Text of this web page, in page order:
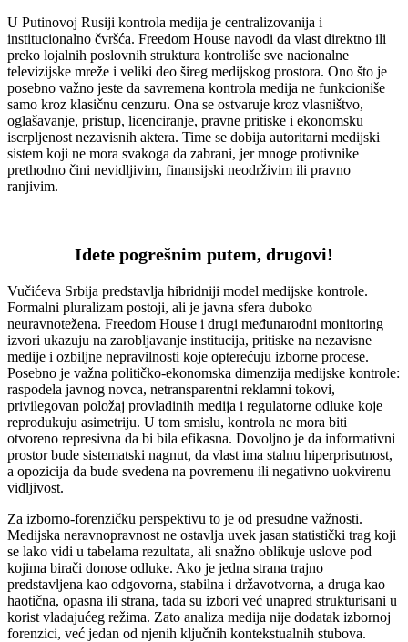
U Putinovoj Rusiji kontrola medija je centralizovanija i
institucionalno čvršća. Freedom House navodi da vlast direktno ili
preko lojalnih poslovnih struktura kontroliše sve nacionalne
televizijske mreže i veliki deo šireg medijskog prostora. Ono što je
posebno važno jeste da savremena kontrola medija ne funkcioniše
samo kroz klasičnu cenzuru. Ona se ostvaruje kroz vlasništvo,
oglašavanje, pristup, licenciranje, pravne pritiske i ekonomsku
iscrpljenost nezavisnih aktera. Time se dobija autoritarni medijski
sistem koji ne mora svakoga da zabrani, jer mnoge protivnike
prethodno čini nevidljivim, finansijski neodrživim ili pravno
ranjivim.
Idete pogrešnim putem, drugovi!
Vučićeva Srbija predstavlja hibridniji model medijske kontrole.
Formalni pluralizam postoji, ali je javna sfera duboko
neuravnotežena. Freedom House i drugi međunarodni monitoring
izvori ukazuju na zarobljavanje institucija, pritiske na nezavisne
medije i ozbiljne nepravilnosti koje opterećuju izborne procese.
Posebno je važna političko-ekonomska dimenzija medijske kontrole:
raspodela javnog novca, netransparentni reklamni tokovi,
privilegovan položaj provladinih medija i regulatorne odluke koje
reprodukuju asimetriju. U tom smislu, kontrola ne mora biti
otvoreno represivna da bi bila efikasna. Dovoljno je da informativni
prostor bude sistematski nagnut, da vlast ima stalnu hiperprisutnost,
a opozicija da bude svedena na povremenu ili negativno uokvirenu
vidljivost.
Za izborno-forenzičku perspektivu to je od presudne važnosti.
Medijska neravnopravnost ne ostavlja uvek jasan statistički trag koji
se lako vidi u tabelama rezultata, ali snažno oblikuje uslove pod
kojima birači donose odluke. Ako je jedna strana trajno
predstavljena kao odgovorna, stabilna i državotvorna, a druga kao
haotična, opasna ili strana, tada su izbori već unapred strukturisani u
korist vladajućeg režima. Zato analiza medija nije dodatak izbornoj
forenzici, već jedan od njenih ključnih kontekstualnih stubova.